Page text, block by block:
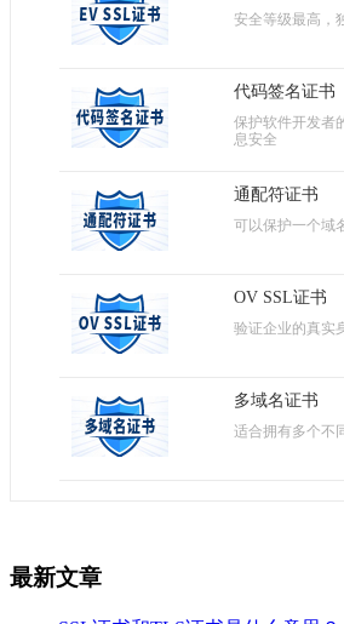
安全等级最高，
代码签名证书
保护软件开发者
息安全
通配符证书
可以保护一个域
OV SSL证书
验证企业的真实
多域名证书
适合拥有多个不
最新文章